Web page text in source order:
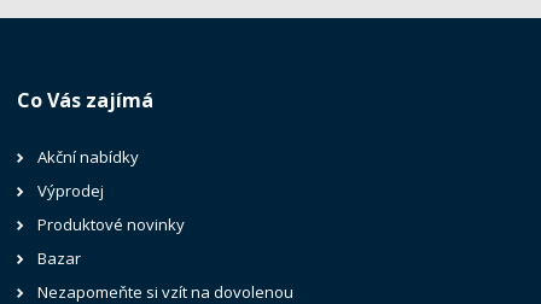
Co Vás zajímá
Akční nabídky
Výprodej
Produktové novinky
Bazar
Nezapomeňte si vzít na dovolenou